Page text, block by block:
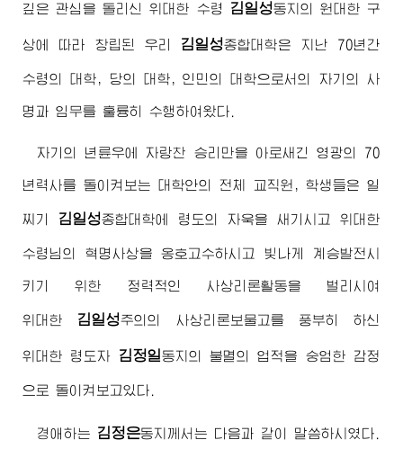
깊은 관심을 돌리신위대한 수령 김일성동지 의 원대한 구
상에 따라 창립된 우리 김일성종합대학은 지난 70년간
수령의 대학, 당의 대학, 인민의 대학으로서의 자기의 사
명과 임무를 훌륭히 수행하여왔다.
자기의 년륜우에 자랑찬 승리만을 아로새긴 영광의 70
년력사를 돌이켜보는 대학안의 전체 교직원, 학생들은 일
찌기 김일성종합대학에 령도의 자욱을 새기시고 위대한
수령님 의 혁명사상을 옹호고수하시고 빛나게 계승발전시
키기 위한 정력적인 사상리론활동을 벌리시여
위대한 김일성주의의 사상리론보물고를 풍부히 하신
위대한 령도자 김정일동지 의 불멸의 업적을 숭엄한 감정
으로 돌이켜보고있다.
경애하는 김정은동지 께서는 다음과 같이 말씀하시였다.